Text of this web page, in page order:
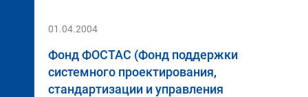
01.04.2004
Фонд ФОСТАС (Фонд поддержки
системного проектирования,
стандартизации и управления